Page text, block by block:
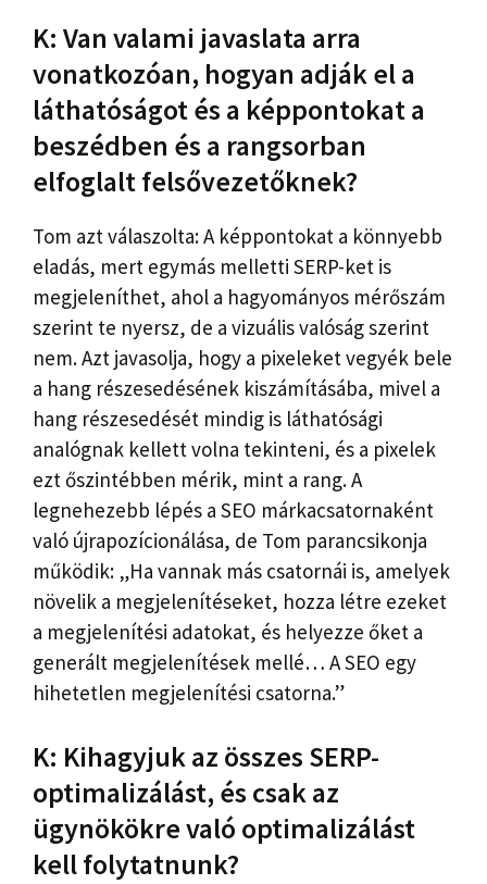
K: Van valami javaslata arra
vonatkozóan, hogyan adják el a
láthatóságot és a képpontokat a
beszédben és a rangsorban
elfoglalt felsővezetőknek?
Tom azt válaszolta: A képpontokat a könnyebb
eladás, mert egymás melletti SERP-ket is
megjeleníthet, ahol a hagyományos mérőszám
szerint te nyersz, de a vizuális valóság szerint
nem. Azt javasolja, hogy a pixeleket vegyék bele
a hang részesedésének kiszámításába, mivel a
hang részesedését mindig is láthatósági
analógnak kellett volna tekinteni, és a pixelek
ezt őszintébben mérik, mint a rang. A
legnehezebb lépés a SEO márkacsatornaként
való újrapozícionálása, de Tom parancsikonja
működik: „Ha vannak más csatornái is, amelyek
növelik a megjelenítéseket, hozza létre ezeket
a megjelenítési adatokat, és helyezze őket a
generált megjelenítések mellé… A SEO egy
hihetetlen megjelenítési csatorna.”
K: Kihagyjuk az összes SERP-
optimalizálást, és csak az
ügynökökre való optimalizálást
kell folytatnunk?